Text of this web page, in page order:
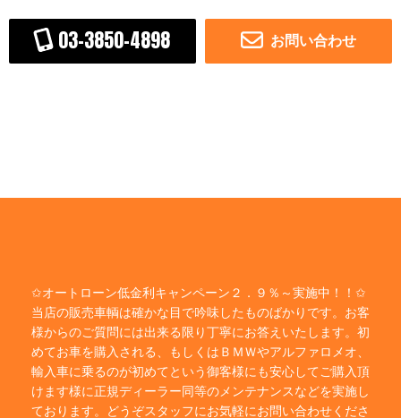
03-3850-4898 お問い合わせ
✩オートローン低金利キャンペーン２．９％～実施中！！✩
当店の販売車輌は確かな目で吟味したものばかりです。お客
様からのご質問には出来る限り丁寧にお答えいたします。初
めてお車を購入される、もしくはＢＭＷやアルファロメオ、
輸入車に乗るのが初めてという御客様にも安心してご購入頂
けます様に正規ディーラー同等のメンテナンスなどを実施し
ております。どうぞスタッフにお気軽にお問い合わせくださ